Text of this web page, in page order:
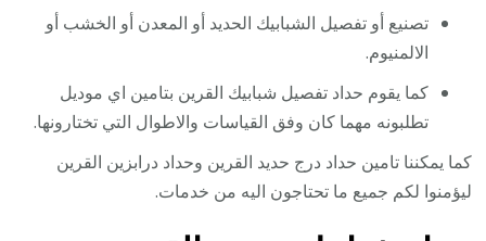
تصنيع أو تفصيل الشبابيك الحديد أو المعدن أو الخشب أو
الالمنيوم.
كما يقوم حداد تفصيل شبابيك القرين بتامين اي موديل
تطلبونه مهما كان وفق القياسات والاطوال التي تختارونها.
كما يمكننا تامين حداد درج حديد القرين وحداد درابزين القرين
ليؤمنوا لكم جميع ما تحتاجون اليه من خدمات.